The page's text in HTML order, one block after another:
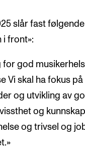
slår fast følgende
i front»:
for god
Vi skal ha fokus på
og utvikling av
og
og trivsel og